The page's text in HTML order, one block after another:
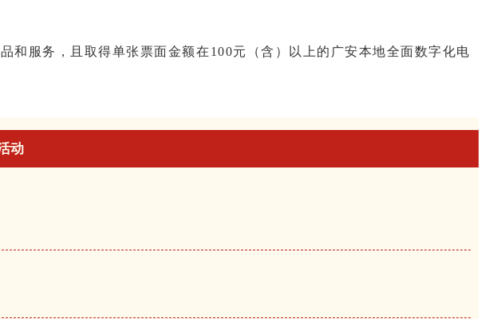
服务，且取得单张票面金额在100元（含）以上的广安本地全面数字化电
动